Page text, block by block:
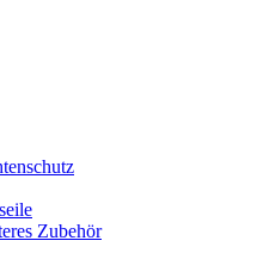
Zubehör